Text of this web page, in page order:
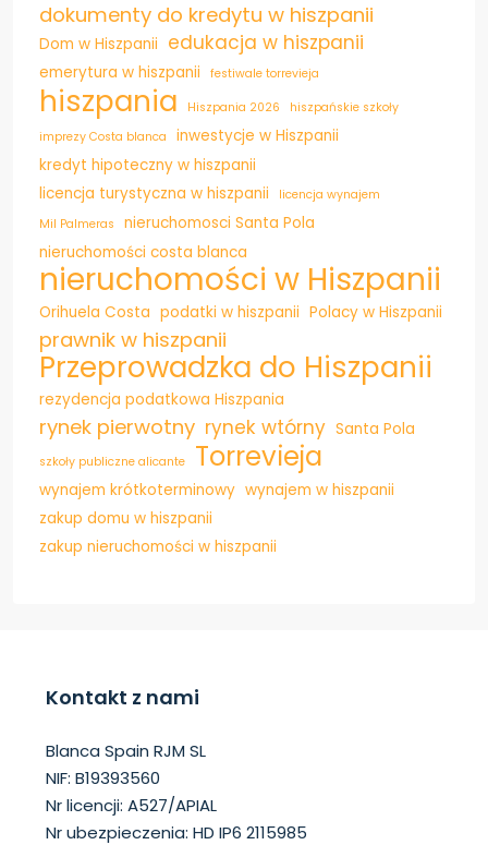
dokumenty do kredytu w hiszpanii
Dom w Hiszpanii edukacja w hiszpanii
emerytura w hiszpanii festiwale torrevieja
hiszpania Hiszpania 2026
hiszpańskie szkoły
imprezy Costa blanca
inwestycje w Hiszpanii
kredyt hipoteczny w hiszpanii
licencja turystyczna w hiszpanii
licencja wynajem
Mil Palmeras
nieruchomosci Santa Pola
nieruchomości costa blanca
nieruchomości w Hiszpanii
Orihuela Costa podatki w hiszpanii Polacy w Hiszpanii
prawnik w hiszpanii
Przeprowadzka do Hiszpanii
rezydencja podatkowa Hiszpania
rynek pierwotny rynek wtórny Santa Pola
szkoły publiczne alicante Torrevieja
wynajem krótkoterminowy wynajem w hiszpanii
zakup domu w hiszpanii
zakup nieruchomości w hiszpanii
Kontakt z nami
Blanca Spain RJM SL
NIF: B19393560
Nr licencji: A527/APIAL
Nr ubezpieczenia: HD IP6 2115985